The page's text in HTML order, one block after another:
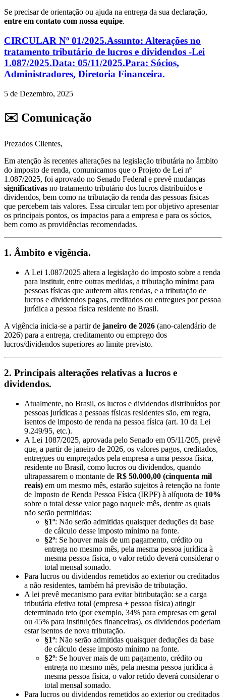
Se precisar de orientação ou ajuda na entrega da sua declaração,
entre em contato com nossa equipe.
CIRCULAR Nº 01/2025.Assunto: Alterações no
tratamento tributário de lucros e dividendos -Lei
1.087/2025.Data: 05/11/2025.Para: Sócios,
Administradores, Diretoria Financeira.
5 de Dezembro, 2025
✉️ Comunicação
Prezados Clientes,
Em atenção às recentes alterações na legislação tributária no âmbito
do imposto de renda, comunicamos que o Projeto de Lei nº
1.087/2025, foi aprovado no Senado Federal e prevê mudanças
significativas no tratamento tributário dos lucros distribuídos e
dividendos, bem como na tributação da renda das pessoas físicas
que percebem tais valores. Essa circular tem por objetivo apresentar
os principais pontos, os impactos para a empresa e para os sócios,
bem como as providências recomendadas.
1. Âmbito e vigência.
A Lei 1.087/2025 altera a legislação do imposto sobre a renda
para instituir, entre outras medidas, a tributação mínima para
pessoas físicas que auferem altas rendas, e a tributação de
lucros e dividendos pagos, creditados ou entregues por pessoa
jurídica a pessoa física residente no Brasil.
A vigência inicia-se a partir de janeiro de 2026 (ano-calendário de
2026) para a entrega, creditamento ou emprego dos
lucros/dividendos superiores ao limite previsto.
2. Principais alterações relativas a lucros e
dividendos.
Atualmente, no Brasil, os lucros e dividendos distribuídos por
pessoas jurídicas a pessoas físicas residentes são, em regra,
isentos de imposto de renda na pessoa física (art. 10 da Lei
9.249/95, etc.).
A Lei 1087/2025, aprovada pelo Senado em 05/11/205, prevê
que, a partir de janeiro de 2026, os valores pagos, creditados,
entregues ou empregados pela empresa a uma pessoa física,
residente no Brasil, como lucros ou dividendos, quando
ultrapassarem o montante de R$ 50.000,00 (cinquenta mil
reais) em um mesmo mês, estarão sujeitos à retenção na fonte
de Imposto de Renda Pessoa Física (IRPF) à alíquota de 10%
sobre o total desse valor pago naquele mês, dentre as quais
não serão permitidas:
§1º: Não serão admitidas quaisquer deduções da base
de cálculo desse imposto mínimo na fonte.
§2º: Se houver mais de um pagamento, crédito ou
entrega no mesmo mês, pela mesma pessoa jurídica à
mesma pessoa física, o valor retido deverá considerar o
total mensal somado.
Para lucros ou dividendos remetidos ao exterior ou creditados
a não residentes, também há previsão de tributação.
A lei prevê mecanismo para evitar bitributação: se a carga
tributária efetiva total (empresa + pessoa física) atingir
determinado teto (por exemplo, 34% para empresas em geral
ou 45% para instituições financeiras), os dividendos poderiam
estar isentos de nova tributação.
§1º: Não serão admitidas quaisquer deduções da base
de cálculo desse imposto mínimo na fonte.
§2º: Se houver mais de um pagamento, crédito ou
entrega no mesmo mês, pela mesma pessoa jurídica à
mesma pessoa física, o valor retido deverá considerar o
total mensal somado.
Para lucros ou dividendos remetidos ao exterior ou creditados